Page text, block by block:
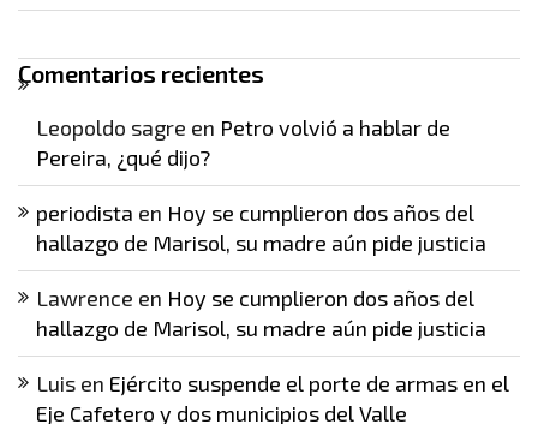
Comentarios recientes
Leopoldo sagre en Petro volvió a hablar de
Pereira, ¿qué dijo?
periodista en Hoy se cumplieron dos años del
hallazgo de Marisol, su madre aún pide justicia
Lawrence en Hoy se cumplieron dos años del
hallazgo de Marisol, su madre aún pide justicia
Luis en Ejército suspende el porte de armas en el
Eje Cafetero y dos municipios del Valle